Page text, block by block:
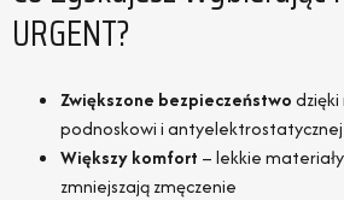
URGENT?
Zwiększone bezpieczeństwo
podnoskowi i
Większy komfort – lekkie
zmniejszają zmęczenie